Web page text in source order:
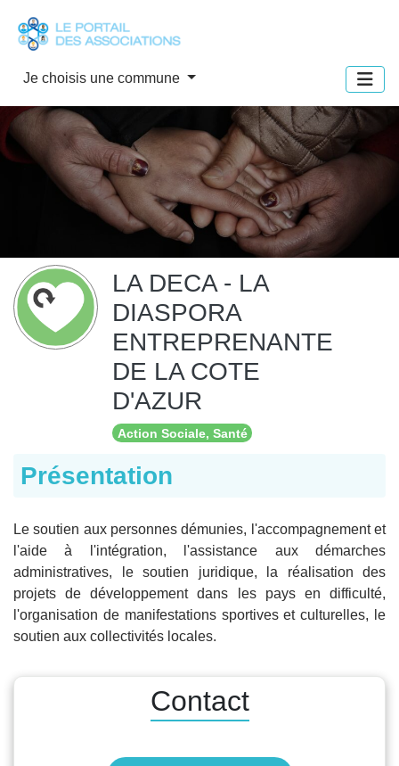
Je choisis une commune
LA DECA - LA
DIASPORA
ENTREPRENANTE
DE LA COTE
D'AZUR
Action Sociale, Santé
Présentation
Le soutien aux personnes démunies, l'accompagnement et
l'aide à l'intégration, l'assistance aux démarches
administratives, le soutien juridique, la réalisation des
projets de développement dans les pays en difficulté,
l'organisation de manifestations sportives et culturelles, le
soutien aux collectivités locales.
Contact